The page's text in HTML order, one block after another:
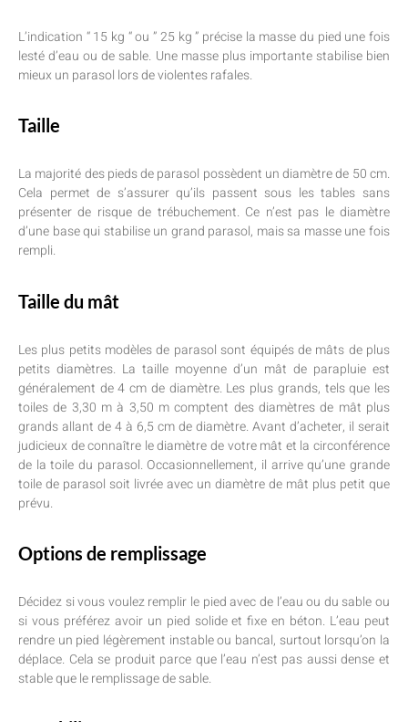
L’indication “ 15 kg “ ou ” 25 kg ” précise la masse du pied une fois
lesté d’eau ou de sable. Une masse plus importante stabilise bien
mieux un parasol lors de violentes rafales.
Taille
La majorité des pieds de parasol possèdent un diamètre de 50 cm.
Cela permet de s’assurer qu’ils passent sous les tables sans
présenter de risque de trébuchement. Ce n’est pas le diamètre
d’une base qui stabilise un grand parasol, mais sa masse une fois
rempli.
Taille du mât
Les plus petits modèles de parasol sont équipés de mâts de plus
petits diamètres. La taille moyenne d’un mât de parapluie est
généralement de 4 cm de diamètre. Les plus grands, tels que les
toiles de 3,30 m à 3,50 m comptent des diamètres de mât plus
grands allant de 4 à 6,5 cm de diamètre. Avant d’acheter, il serait
judicieux de connaître le diamètre de votre mât et la circonférence
de la toile du parasol. Occasionnellement, il arrive qu’une grande
toile de parasol soit livrée avec un diamètre de mât plus petit que
prévu.
Options de remplissage
Décidez si vous voulez remplir le pied avec de l’eau ou du sable ou
si vous préférez avoir un pied solide et fixe en béton. L’eau peut
rendre un pied légèrement instable ou bancal, surtout lorsqu’on la
déplace. Cela se produit parce que l’eau n’est pas aussi dense et
stable que le remplissage de sable.